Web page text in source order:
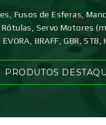
Fusos de Esferas,
Servo Motores
EVORA, BRAFF, GBR, STB,
PRODUTOS